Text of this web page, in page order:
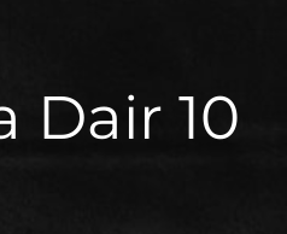
Dair 10